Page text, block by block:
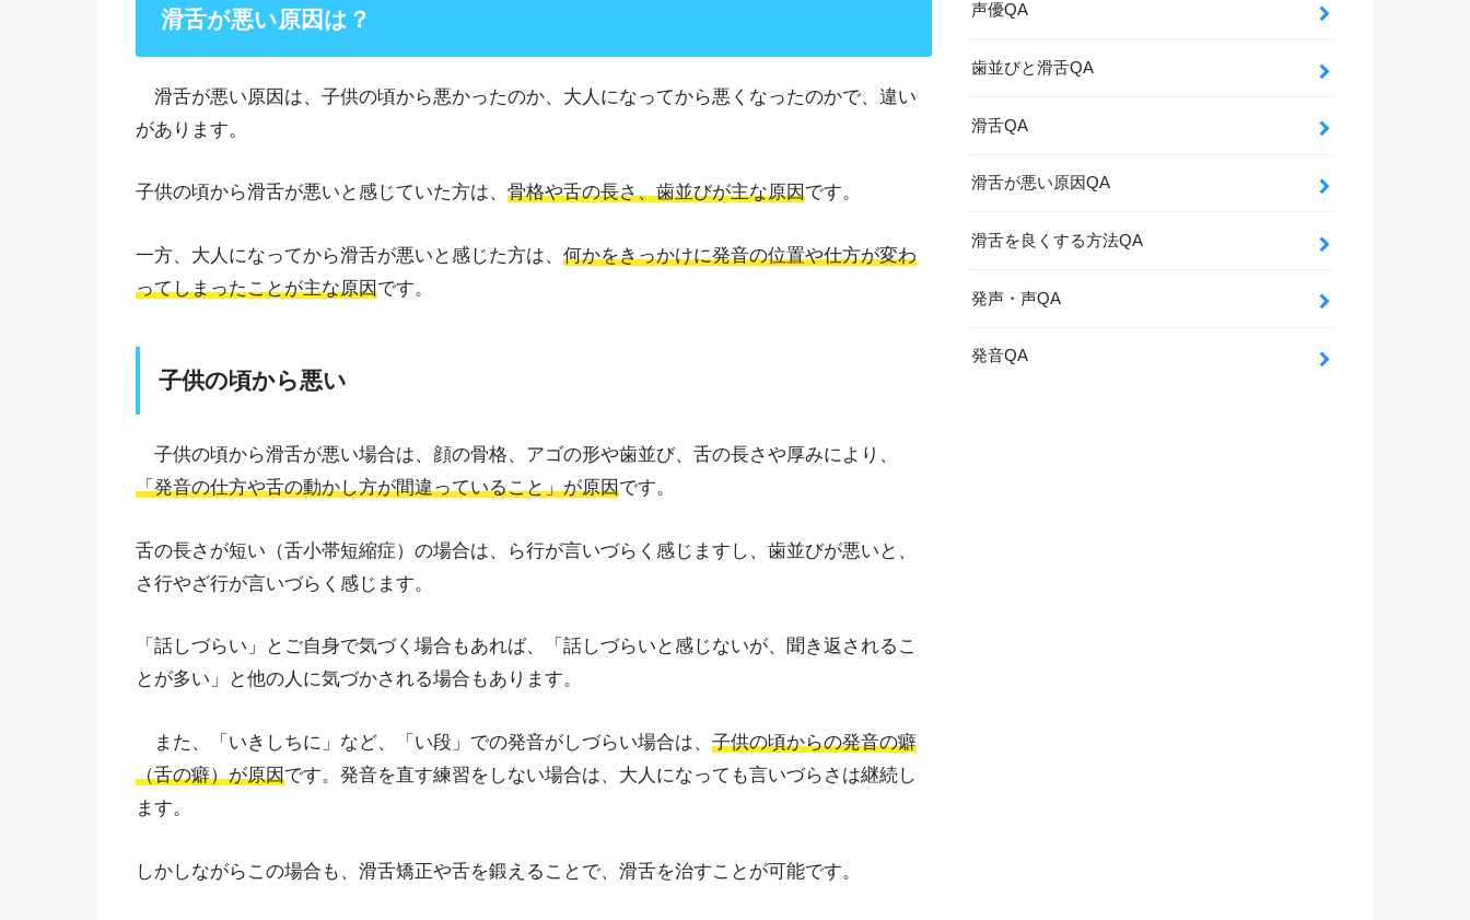
滑舌が悪い原因は？
滑舌が悪い原因は、子供の頃から悪かったのか、大人になってから悪くなったのかで、違い
があります。
子供の頃から滑舌が悪いと感じていた方は、 骨格や舌の長さ、歯並びが主な原因です。
一方、大人になってから滑舌が悪いと感じた方は、 何かをきっかけに発音の位置や仕方が変わ
ってしまったことが主な原因です。
子供の頃から悪い
子供の頃から滑舌が悪い場合は、顔の骨格、アゴの形や歯並び、舌の長さや厚みにより、
「発音の仕方や舌の動かし方が間違っていること」が原因です。
舌の長さが短い（舌小帯短縮症）の場合は、ら行が言いづらく感じますし、歯並びが悪いと、
さ行やざ行が言いづらく感じます。
「話しづらい」とご自身で気づく場合もあれば、「話しづらいと感じないが、聞き返されるこ
とが多い」と他の人に気づかされる場合もあります。
また、「いきしちに」など、「い段」での発音がしづらい場合は、 子供の頃からの発音の癖
（舌の癖）が原因です。発音を直す練習をしない場合は、大人になっても言いづらさは継続し
ます。
しかしながらこの場合も、滑舌矯正や舌を鍛えることで、滑舌を治すことが可能です。
声優QA
歯並びと滑舌QA
滑舌QA
滑舌が悪い原因QA
滑舌を良くする方法QA
発声・声QA
発音QA